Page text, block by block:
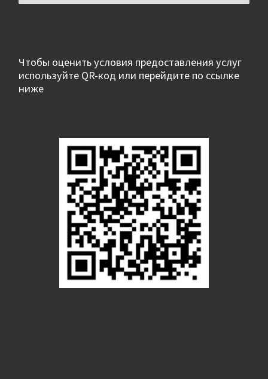
Чтобы оценить условия предоставления услуг
используйте QR-код или перейдите по ссылке
ниже